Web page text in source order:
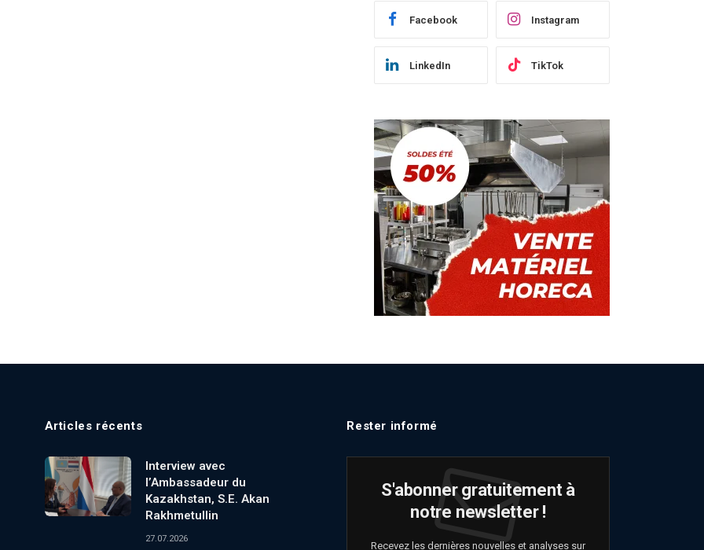
Facebook Instagram
LinkedIn TikTok
Articles récents
Interview avec
l’Ambassadeur du
Kazakhstan, S.E. Akan
Rakhmetullin
27.07.2026
Rester informé
S'abonner gratuitement à
notre newsletter !
Recevez les dernières nouvelles et analyses sur